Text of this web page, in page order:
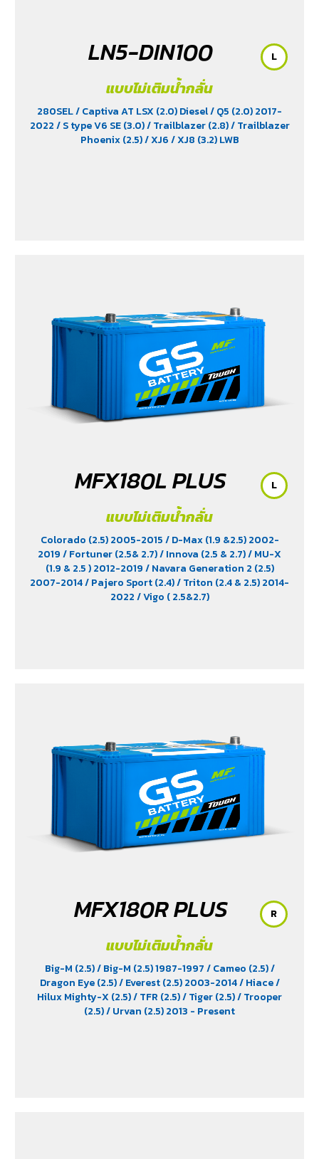
LN5-DIN100
แบบไม่เติมน้ำกลั่น
280SEL/ Captiva AT LSX (2.0) Diesel/ Q5 (2.0) 2017-
2022/ S type V6 SE (3.0)/ Trailblazer (2.8)/ Trailblazer
Phoenix (2.5)/ XJ6/ XJ8 (3.2) LWB
L
MFX180L PLUS
แบบไม่เติมน้ำกลั่น
Colorado (2.5) 2005-2015/ D-Max (1.9 &2.5) 2002-
2019/ Fortuner (2.5& 2.7)/ Innova (2.5 & 2.7)/ MU-X
(1.9 & 2.5 ) 2012-2019/ Navara Generation 2 (2.5)
2007-2014/ Pajero Sport (2.4)/ Triton (2.4 & 2.5) 2014-
2022/ Vigo ( 2.5&2.7)
L
MFX180R PLUS
แบบไม่เติมน้ำกลั่น
Big-M (2.5)/ Big-M (2.5) 1987-1997/ Cameo (2.5)/
Dragon Eye (2.5)/ Everest (2.5) 2003-2014/ Hiace/
Hilux Mighty-X (2.5)/ TFR (2.5)/ Tiger (2.5)/ Trooper
(2.5)/ Urvan (2.5) 2013 - Present
R